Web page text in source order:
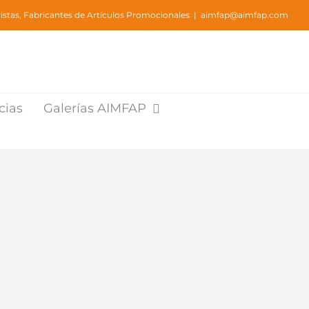
Fabricantes de Artículos Promocionales | aimfap@aimfap.com
Galerías AIMFAP